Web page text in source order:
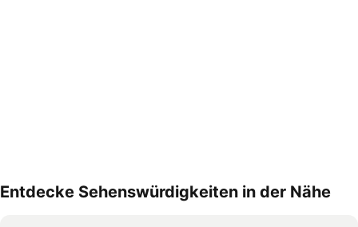
Entdecke Sehenswürdigkeiten in der Nähe